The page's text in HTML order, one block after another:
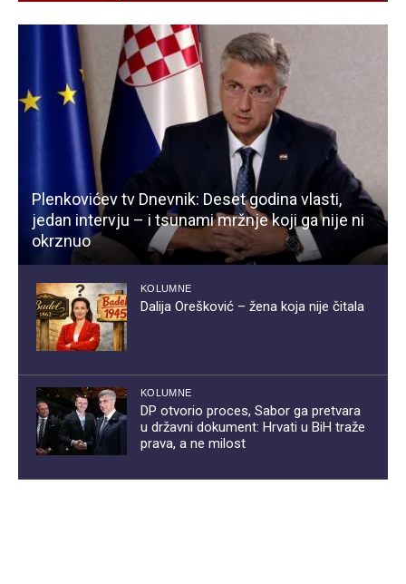
Plenkovićev tv Dnevnik: Deset godina vlasti,
jedan intervju – i tsunami mržnje koji ga nije ni
okrznuo
KOLUMNE
Dalija Orešković – žena koja nije čitala
KOLUMNE
DP otvorio proces, Sabor ga pretvara
u državni dokument: Hrvati u BiH traže
prava, a ne milost